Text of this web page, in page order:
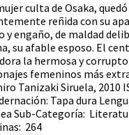
culta de Osaka,
reñida con su
y engaño, de maldad
su afable esposo. El
la hermosa y
femeninos más
Tanizaki Siruela, 2010
Tapa dura
Sub-Categoría:
264